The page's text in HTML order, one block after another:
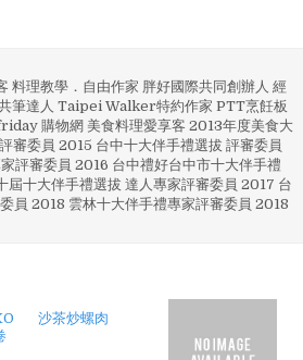
料理教學．自由作家 胖好國際共同創辦人 經
筆達人 Taipei Walker特約作家 PTT烹飪板
購物網 美食料理愛享客 2013年度美食大
委員 2015 台中十大伴手禮選拔 評審委員
評審委員 2016 台中禮好台中市十大伴手禮
十大伴手禮選拔 達人專家評審委員 2017 台
員 2018 雲林十大伴手禮專家評審委員 2018
沙茶炒螺肉